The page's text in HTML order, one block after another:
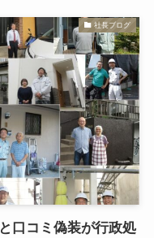
社長ブログ
口コミ偽装が行政処